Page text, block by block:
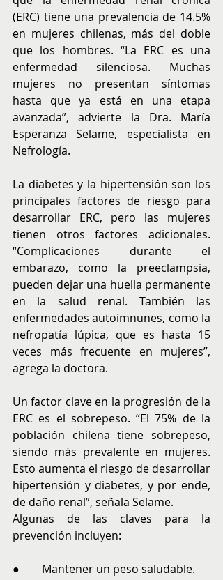
(ERC) tiene una prevalencia de 14.5%
en mujeres chilenas, más del doble
que los hombres. “La ERC es una
enfermedad silenciosa. Muchas
mujeres no presentan síntomas
hasta que ya está en una etapa
avanzada”, advierte la Dra. María
Esperanza Selame, especialista en
Nefrología.
La diabetes y la hipertensión son los
principales factores de riesgo para
desarrollar ERC, pero las mujeres
tienen otros factores adicionales.
“Complicaciones durante el
embarazo, como la preeclampsia,
pueden dejar una huella permanente
en la salud renal. También las
enfermedades autoimnunes, como la
nefropatía lúpica, que es hasta 15
veces más frecuente en mujeres”,
agrega la doctora.
Un factor clave en la progresión de la
ERC es el sobrepeso. “El 75% de la
población chilena tiene sobrepeso,
siendo más prevalente en mujeres.
Esto aumenta el riesgo de desarrollar
hipertensión y diabetes, y por ende,
de daño renal”, señala Selame.
Algunas de las claves para la
prevención incluyen:
●        Mantener un peso saludable.